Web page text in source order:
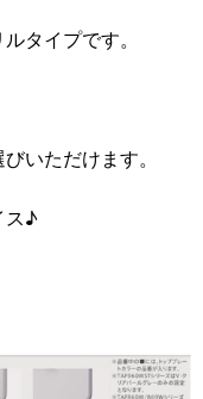
タイプです。
いただけます。
ス♪